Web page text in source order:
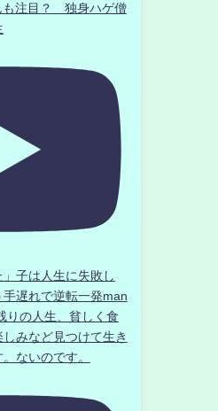
も注目？ 独身ハゲ僧
子は人生に失敗し
遅れで逆転一発man
りの人生、貧しく食
みなど見つけて生き
ないのです。